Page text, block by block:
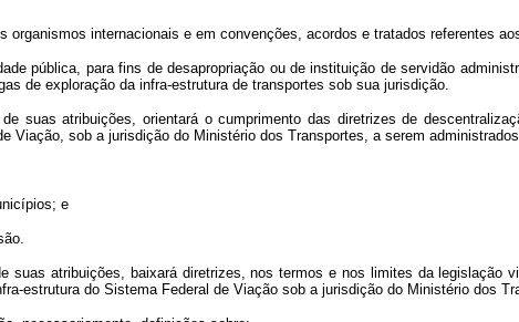
organismos internacionais e em convenções, acordos e tratados referentes
pública, para fins de desapropriação ou de instituição de servidão
de exploração da infra-estrutura de transportes sob sua jurisdição.
suas atribuições, orientará o cumprimento das diretrizes de
Viação, sob a jurisdição do Ministério dos Transportes, a serem
e
suas atribuições, baixará diretrizes, nos termos e nos limites da legislação
estrutura do Sistema Federal de Viação sob a jurisdição do Ministério dos